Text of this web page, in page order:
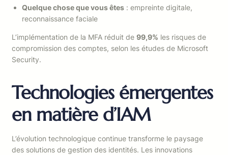
Quelque chose que vous êtes : empreinte digitale,
reconnaissance faciale
L’implémentation de la MFA réduit de 99,9% les risques de
compromission des comptes, selon les études de Microsoft
Security.
Technologies émergentes
en matière d’IAM
L’évolution technologique continue transforme le paysage
des solutions de gestion des identités. Les innovations